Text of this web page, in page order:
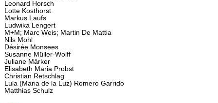
Leonard Horsch
Lotte Kosthorst
Markus Laufs
Ludwika Lengert
M+M; Marc Weis; Martin De Mattia
Nils Mohl
Désirée Monsees
Susanne Müller-Wolff
Juliane Märker
Elisabeth Maria Probst
Christian Retschlag
Lula (Maria de la Luz) Romero Garrido
Matthias Schulz